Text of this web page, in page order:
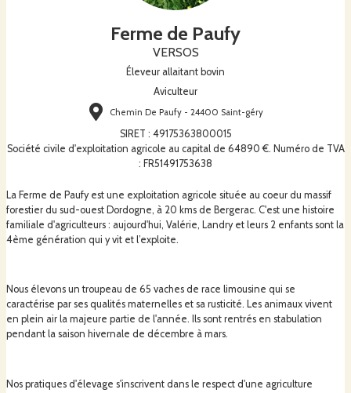
Ferme de Paufy
VERSOS
Éleveur allaitant bovin
Aviculteur
Chemin De Paufy - 24400 Saint-géry
SIRET : 49175363800015
Société civile d'exploitation agricole au capital de 64890 €. Numéro de TVA
: FR51491753638
La Ferme de Paufy est une exploitation agricole située au coeur du massif
forestier du sud-ouest Dordogne, à 20 kms de Bergerac. C'est une histoire
familiale d'agriculteurs : aujourd'hui, Valérie, Landry et leurs 2 enfants sont la
4ème génération qui y vit et l’exploite.
Nous élevons un troupeau de 65 vaches de race limousine qui se
caractérise par ses qualités maternelles et sa rusticité. Les animaux vivent
en plein air la majeure partie de l'année. Ils sont rentrés en stabulation
pendant la saison hivernale de décembre à mars.
Nos pratiques d'élevage s'inscrivent dans le respect d'une agriculture